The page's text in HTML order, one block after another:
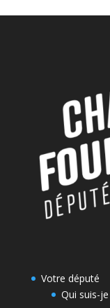
Votre député
Qui suis-je